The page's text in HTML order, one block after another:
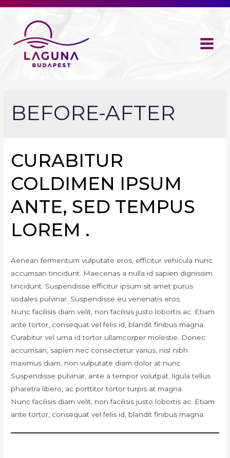
Main
BEFORE-AFTER
CURABITUR
COLDIMEN IPSUM
ANTE, SED TEMPUS
LOREM .
Aenean fermentum vulputate eros, efficitur vehicula nunc
accumsan tincidunt. Maecenas a nulla id sapien dignissim
tincidunt. Suspendisse efficitur ipsum sit amet purus
sodales pulvinar. Suspendisse eu venenatis eros.
Nunc facilisis diam velit, non facilisis justo lobortis ac. Etiam
ante tortor, consequat vel felis id, blandit finibus magna.
Curabitur vel urna id tortor ullamcorper molestie. Donec
accumsan, sapien nec consectetur varius, nisl nibh
maximus diam, non vulputate diam dolor at nunc.
Suspendisse pulvinar, ante a tempor volutpat, ligula tellus
pharetra libero, ac porttitor tortor turpis at magna.
Nunc facilisis diam velit, non facilisis justo lobortis ac. Etiam
ante tortor, consequat vel felis id, blandit finibus magna.